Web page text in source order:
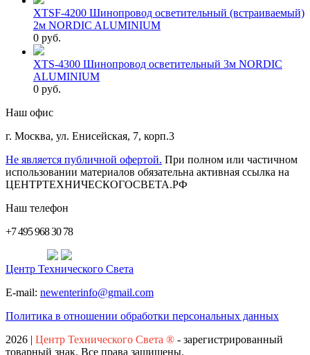
XTSF-4200 Шинопровод осветительный (встраиваемый)
2м NORDIC ALUMINIUM
0 руб.
XTS-4300 Шинопровод осветительный 3м NORDIC
ALUMINIUM
0 руб.
Наш офис
г. Москва, ул. Енисейская, 7, корп.3
Не является публичной офертой. При полном или частичном
использовании материалов обязательна активная ссылка на
ЦЕНТРТЕХНИЧЕСКОГОСВЕТА.РФ
Наш телефон
+7 495 968 30 78
Центр Технического Света
E-mail: newenterinfo@gmail.com
Политика в отношении обработки персональных данных
2026 | Центр Технического Света ® - зарегистрированный
товарный знак. Все права защищены.